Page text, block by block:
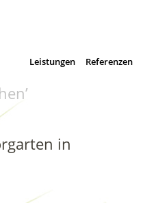
Leistungen Referenzen
’
in